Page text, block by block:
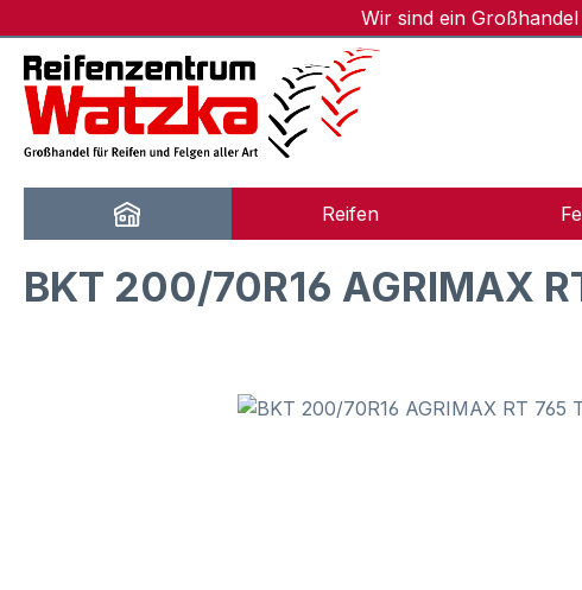
Wir sind ein
Reifen
BKT 200/70R16 AGRIMAX
Bildergalerie überspringen